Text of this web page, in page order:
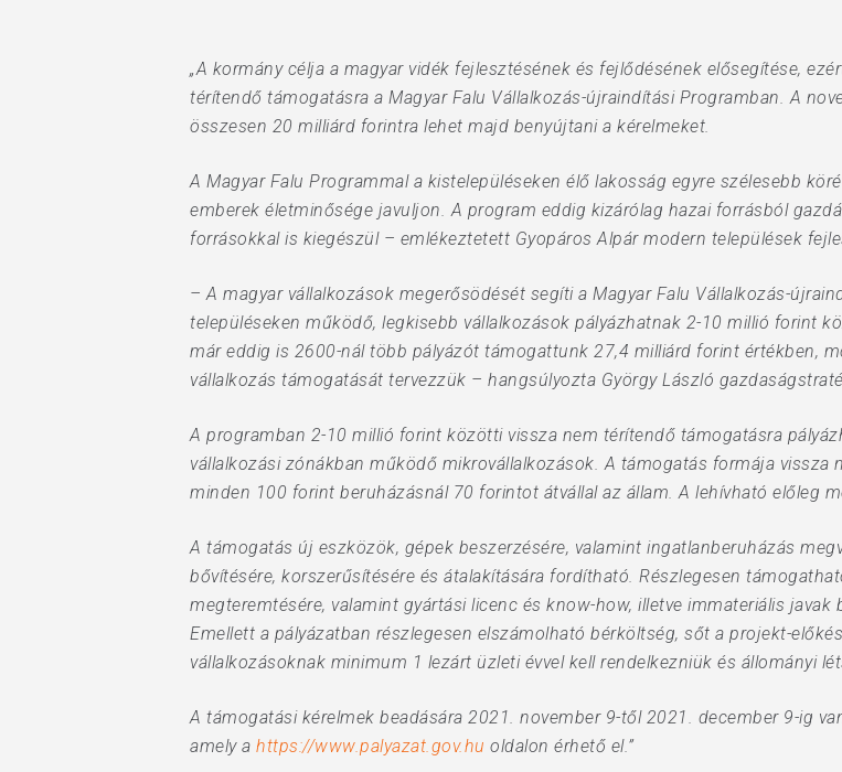
„A kormány célja a magyar vidék fejlesztésének és fejlődésének elősegítése,
térítendő támogatásra a Magyar Falu Vállalkozás-újraindítási Programban. A
összesen 20 milliárd forintra lehet majd benyújtani a kérelmeket.
A Magyar Falu Programmal a kistelepüléseken élő lakosság egyre szélesebb
emberek életminősége javuljon. A program eddig kizárólag hazai forrásból
forrásokkal is kiegészül – emlékeztetett Gyopáros Alpár modern települések
– A magyar vállalkozások megerősödését segíti a Magyar Falu Vállalkozás-
településeken működő, legkisebb vállalkozások pályázhatnak 2-10 millió forint
már eddig is 2600-nál több pályázót támogattunk 27,4 milliárd forint értékben,
vállalkozás támogatását tervezzük – hangsúlyozta György László
A programban 2-10 millió forint közötti vissza nem térítendő támogatásra
vállalkozási zónákban működő mikrovállalkozások. A támogatás formája
minden 100 forint beruházásnál 70 forintot átvállal az állam. A lehívható előleg
A támogatás új eszközök, gépek beszerzésére, valamint ingatlanberuházás
bővítésére, korszerűsítésére és átalakítására fordítható. Részlegesen
megteremtésére, valamint gyártási licenc és know-how, illetve immateriális
Emellett a pályázatban részlegesen elszámolható bérköltség, sőt a projekt-
vállalkozásoknak minimum 1 lezárt üzleti évvel kell rendelkezniük és állományi
A támogatási kérelmek beadására 2021. november 9-től 2021. december 9-ig
amely a https://www.palyazat.gov.hu oldalon érhető el.”